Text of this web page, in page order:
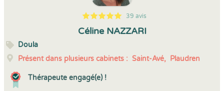
5
1
5
39 39 avis
Céline NAZZARI
Doula
Présent dans plusieurs cabinets : Saint-Avé, Plaudren
Thérapeute engagé(e) !